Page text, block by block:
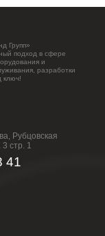
Групп»
подход в сфере
и
разработки
ключ!
Рубцовская
стр. 1
41